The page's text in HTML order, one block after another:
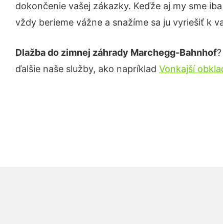
dokončenie vašej zákazky. Keďže aj my sme
vždy berieme vážne a snažíme sa ju vyriešiť k
Dlažba do zimnej záhrady Marchegg-Bahnhof
ďalšie naše služby, ako napríklad Vonkajší